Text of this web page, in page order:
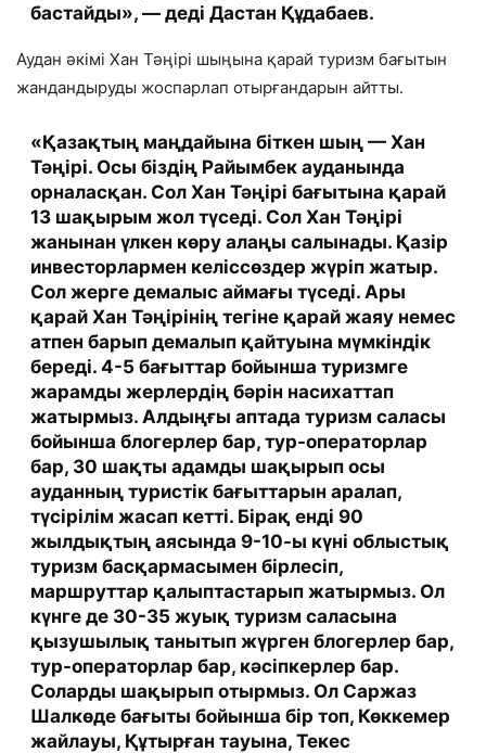
бастайды», — деді Дастан Құдабаев.
Аудан әкімі Хан Тәңірі шыңына қарай туризм бағытын
жандандыруды жоспарлап отырғандарын айтты.
«Қазақтың маңдайына біткен шың — Хан
Тәңірі. Осы біздің Райымбек ауданында
орналасқан. Сол Хан Тәңірі бағытына қарай
13 шақырым жол түседі. Сол Хан Тәңірі
жанынан үлкен көру алаңы салынады. Қазір
инвесторлармен келіссөздер жүріп жатыр.
Сол жерге демалыс аймағы түседі. Ары
қарай Хан Тәңірінің тегіне қарай жаяу немес
атпен барып демалып қайтуына мүмкіндік
береді. 4-5 бағыттар бойынша туризмге
жарамды жерлердің бәрін насихаттап
жатырмыз. Алдыңғы аптада туризм саласы
бойынша блогерлер бар, тур-операторлар
бар, 30 шақты адамды шақырып осы
ауданның туристік бағыттарын аралап,
түсірілім жасап кетті. Бірақ енді 90
жылдықтың аясында 9-10-ы күні облыстық
туризм басқармасымен бірлесіп,
маршруттар қалыптастарып жатырмыз. Ол
күнге де 30-35 жуық туризм саласына
қызушылық танытып жүрген блогерлер бар,
тур-операторлар бар, кәсіпкерлер бар.
Соларды шақырып отырмыз. Ол Саржаз
Шалкөде бағыты бойынша бір топ, Көккемер
жайлауы, Құтырған тауына, Текес